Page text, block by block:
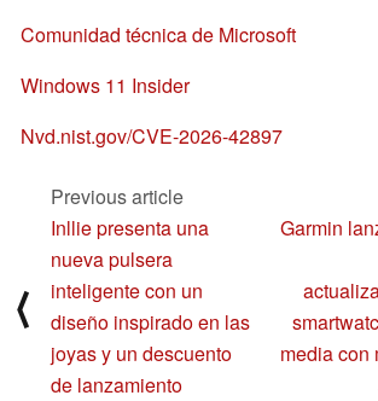
Comunidad técnica de Microsoft
Windows 11 Insider
Nvd.nist.gov/CVE-2026-42897
⟨
Previous article
Inllie presenta una
nueva pulsera
inteligente con un
diseño inspirado en las
joyas y un descuento
de lanzamiento
Garmin
media con